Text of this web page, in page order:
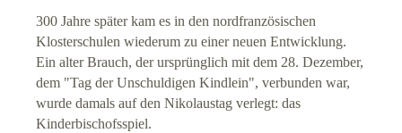
300 Jahre später kam es in den nordfranzösischen
Klosterschulen wiederum zu einer neuen Entwicklung.
Ein alter Brauch, der ursprünglich mit dem 28. Dezember,
dem "Tag der Unschuldigen Kindlein", verbunden war,
wurde damals auf den Nikolaustag verlegt: das
Kinderbischofsspiel.